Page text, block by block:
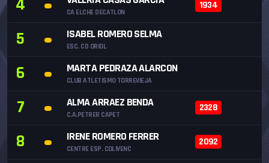
4 CA ELCHE DECATLON
1934
5 ISABEL ROMERO SELMA
ESC. CD ORIOL
6 MARTA PEDRAZA ALARCON
CLUB ATLETISMO TORREVIEJA
7 ALMA ARRAEZ BENDA
C.A.PETRER CAPET
2328
8 IRENE ROMERO FERRER
CENTRE ESP. COLIVENC
2092